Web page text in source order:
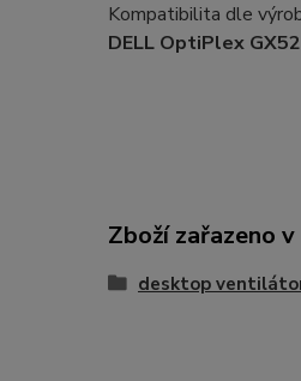
Kompatibilita dle
DELL OptiPlex
Zboží zařazeno
desktop